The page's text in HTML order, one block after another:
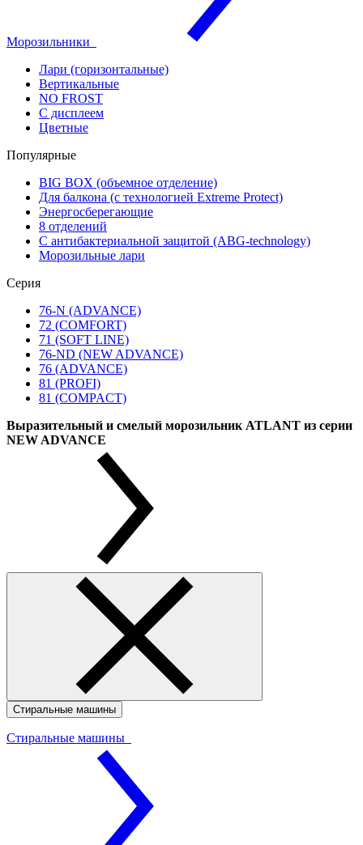
Морозильники
Лари (горизонтальные)
Вертикальные
NO FROST
С дисплеем
Цветные
Популярные
BIG BOX (объемное отделение)
Для балкона (с технологией Extreme Protect)
Энергосберегающие
8 отделений
С антибактериальной защитой (ABG-technology)
Морозильные лари
Серия
76-N (ADVANCE)
72 (COMFORT)
71 (SOFT LINE)
76-ND (NEW ADVANCE)
76 (ADVANCE)
81 (PROFI)
81 (COMPACT)
Выразительный и смелый морозильник ATLANT из серии
NEW ADVANCE
Стиральные машины
Стиральные машины